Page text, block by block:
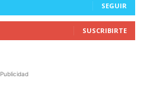
SEGUIR
SUSCRIBIRTE
Publicidad